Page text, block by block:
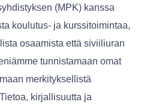
(MPK) kanssa
koulutus- ja kurssitoimintaa,
osaamista että siviiliuran
tunnistamaan omat
merkityksellistä
kirjallisuutta ja